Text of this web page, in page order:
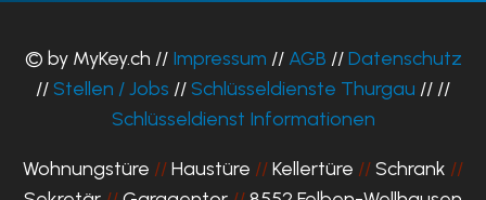
© by MyKey.ch // Impressum // AGB //Datenschutz
//Stellen / Jobs //Schlüsseldienste Thurgau // //
Schlüsseldienst Informationen
Wohnungstüre //Haustüre //Kellertüre //Schrank //